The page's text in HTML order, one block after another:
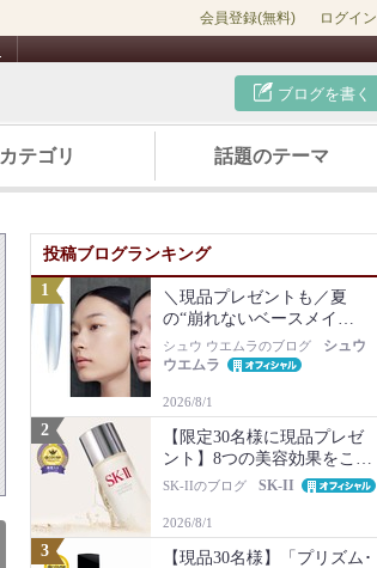
会員登録(無料) ログイン
ブログを書く
カテゴリ 話題のテーマ
投稿ブログランキング
＼現品プレゼントも／夏
の“崩れないベースメイ
ク”は名品化粧下地から！毛
穴・ベタつき・乾燥知らず
シュウ ウエムラのブログ
シュウ
ウエムラ
2026/8/1
【限定30名様に現品プレゼ
ント】8つの美容効果をこの
1本で【新美容液キット再販
SK-IIのブログ SK-II
2026/8/1
【現品30名様】「プリズム･